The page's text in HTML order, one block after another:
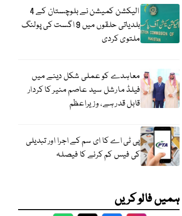
الیکشن کمیشن نے بلوچستان کے 4
بلدیاتی حلقوں میں 9 اگست کی پولنگ
ملتوی کردی
معاہدے کو عملی شکل دینے میں
فیلڈ مارشل سید عاصم منیر کا کردار
قابل قدر ہے، وزیراعظم
پی ٹی اے کا ای سم کے اجرا اور تبدیلی
کی فیس کم کرنے کا فیصلہ
ہمیں فالو کریں